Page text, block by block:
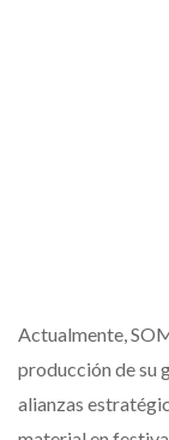
Actualmente,
producción de su
alianzas